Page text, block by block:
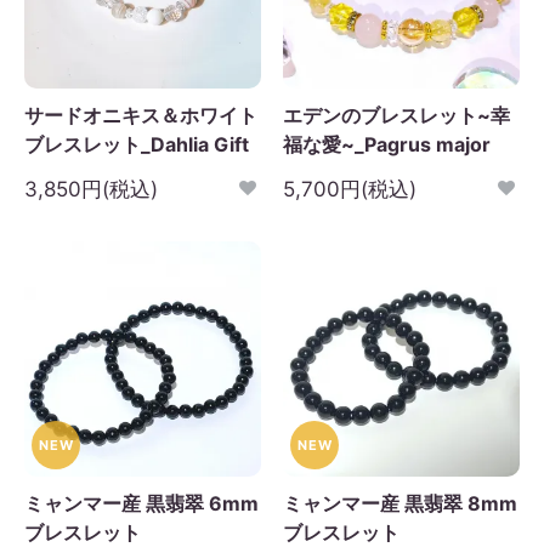
7 8 9 10 11 12
14 15 16 17 18 19
21 22 23 24
サードオニキス＆ホワイト
ブレスレット_Dahlia Gift
3,850円(税込)
エデンのブレスレット~幸
福な愛~_Pagrus major
5,700円(税込)
NEW
ミャンマー産 黒翡翠 6mm
ブレスレット
NEW
ミャンマー産 黒翡翠 8mm
ブレスレット